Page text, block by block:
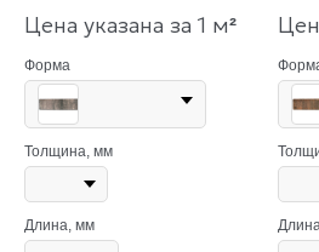
Цена указана за 1 м²
Форма
Толщина, мм
Длина, мм